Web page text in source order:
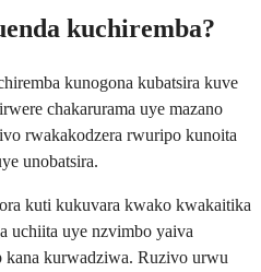
kuchiremba?
kunogona kubatsira kuve
chakarurama uye mazano
rwakakodzera rwuripo kunoita
unobatsira.
kuti kukuvara kwako kwakaitika
uchiita uye nzvimbo yaiva
kana kurwadziwa. Ruzivo urwu